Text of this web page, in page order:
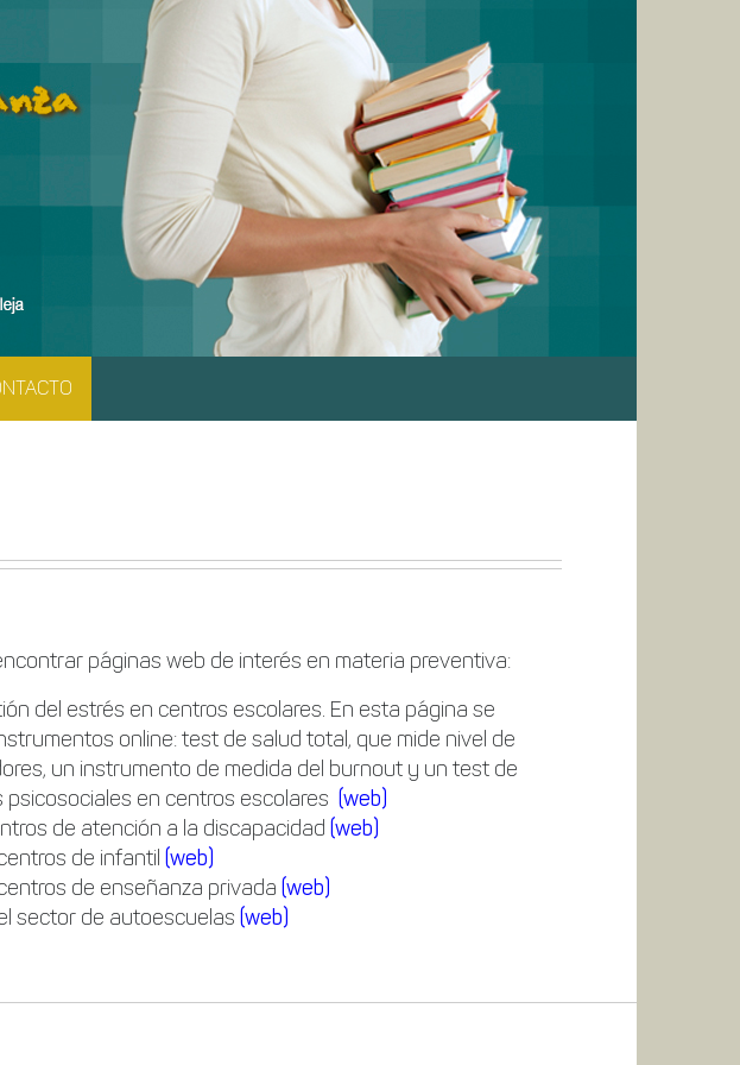
páginas web de interés en materia preventiva:
del estrés en centros escolares. En esta página se
online: test de salud total, que mide nivel de
un instrumento de medida del burnout y un test de
psicosociales en centros escolares (web)
de atención a la discapacidad(web)
de infantil (web)
de enseñanza privada(web)
sector de autoescuelas(web)